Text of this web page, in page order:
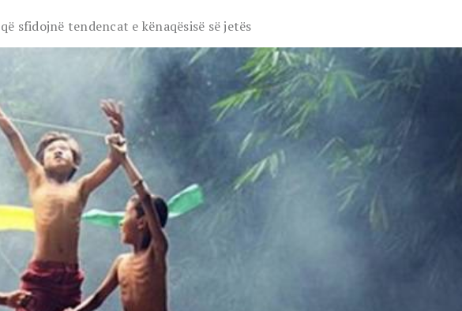
sfidojnë tendencat e kënaqësisë së jetës